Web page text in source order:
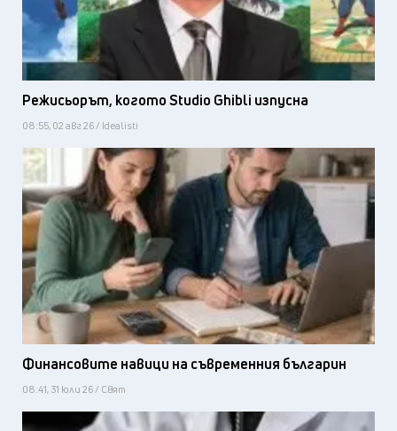
Режисьорът, когото Studio Ghibli изпусна
08:55, 02 авг 26 / Idealisti
Финансовите навици на съвременния българин
08:41, 31 юли 26 / Свят